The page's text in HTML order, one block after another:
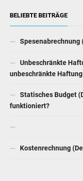
BELIEBTE BEITRÄGE
Unbeschränkte
unbeschränkte
Statisches Budget
funktioniert?
Kostenrechnung